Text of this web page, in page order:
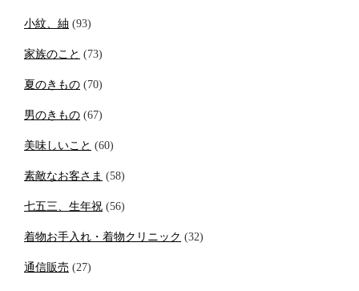
小紋、紬 (93)
家族のこと (73)
夏のきもの (70)
男のきもの (67)
美味しいこと (60)
素敵なお客さま (58)
七五三、生年祝 (56)
着物お手入れ・着物クリニック (32)
通信販売 (27)